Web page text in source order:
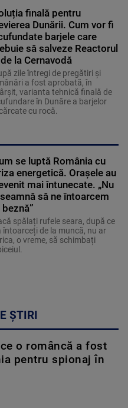
finală pentru
Dunării. Cum vor fi
barjele care
să salveze Reactorul
la Cernavodă
zile întregi de pregătiri și
a fost aprobată, în
varianta tehnică finală de
în Dunăre a barjelor
cu rocă.
se luptă România cu
energetică. Orașele au
mai întunecate. „Nu
să ne întoarcem
beznă”
spălați rufele seara, după ce
întoarceți de la muncă, nu ar
o vreme, să schimbați
ȘTIRI
o româncă a fost
pentru spionaj în